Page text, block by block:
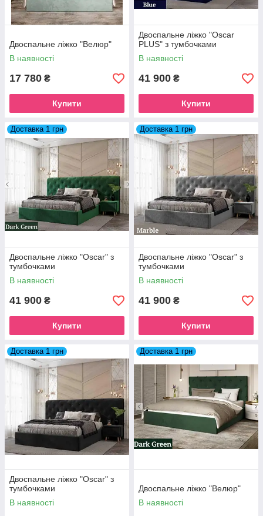
Двоспальне ліжко "Велюр"
В наявності
17 780 ₴
Купити
Двоспальне ліжко "Oscar
PLUS" з тумбочками
В наявності
41 900 ₴
Купити
Доставка 1 грн
Двоспальне ліжко "Oscar" з
тумбочками
В наявності
41 900 ₴
Купити
Доставка 1 грн
Двоспальне ліжко "Oscar" з
тумбочками
В наявності
41 900 ₴
Купити
Доставка 1 грн
Двоспальне ліжко "Oscar" з
тумбочками
В наявності
Доставка 1 грн
Двоспальне ліжко "Велюр"
В наявності